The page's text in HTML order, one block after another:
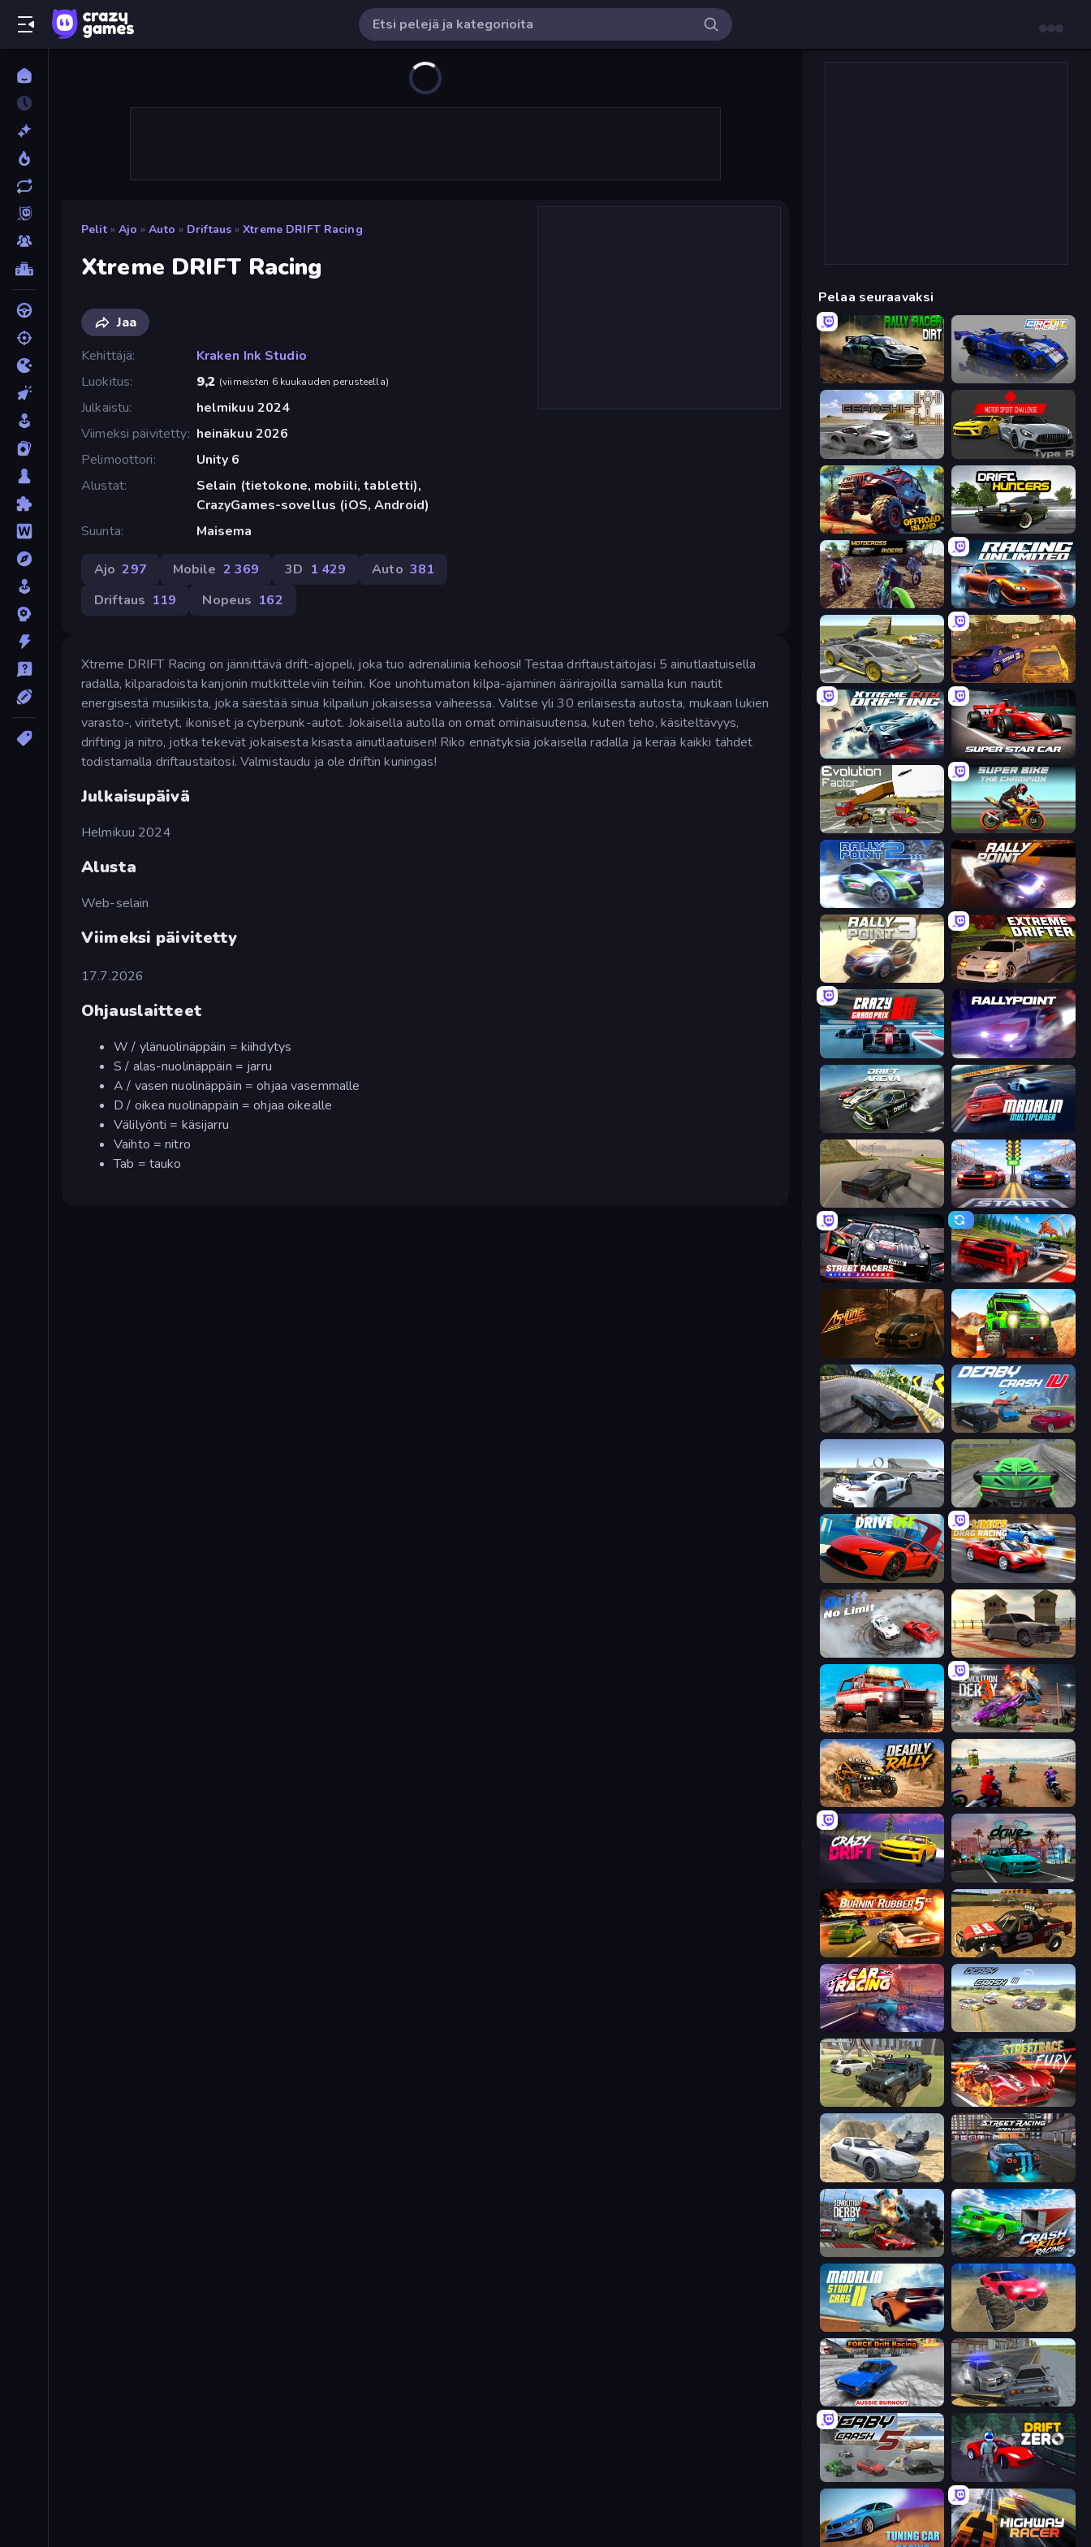
Pelit » Ajo » Auto » Driftaus » Xtreme DRIFT Racing
Xtreme DRIFT Racing
Jaa
Kehittäjä
Kraken Ink Studio
Luokitus
9,2 (viimeisten 6 kuukauden perusteella)
Julkaistu
helmikuu 2024
Viimeksi päivitetty heinäkuu 2026
Pelimoottori
Unity 6
Alustat
Selain (tietokone, mobiili, tabletti),
CrazyGames-sovellus (iOS, Android)
Suunta
Maisema
Ajo 297 Mobile 2 369 3D 1 429 Auto 381
Driftaus 119 Nopeus 162
Xtreme DRIFT Racing on jännittävä drift-ajopeli, joka tuo adrenaliinia kehoosi! Testaa driftaustaitojasi 5 ainutlaatuisella
radalla, kilparadoista kanjonin mutkitteleviin teihin. Koe unohtumaton kilpa-ajaminen äärirajoilla samalla kun nautit
energisestä musiikista, joka säestää sinua kilpailun jokaisessa vaiheessa. Valitse yli 30 erilaisesta autosta, mukaan lukien
varasto-, viritetyt, ikoniset ja cyberpunk-autot. Jokaisella autolla on omat ominaisuutensa, kuten teho, käsiteltävyys,
drifting ja nitro, jotka tekevät jokaisesta kisasta ainutlaatuisen! Riko ennätyksiä jokaisella radalla ja kerää kaikki tähdet
todistamalla driftaustaitosi. Valmistaudu ja ole driftin kuningas!
Julkaisupäivä
Helmikuu 2024
Alusta
Web-selain
Viimeksi päivitetty
17.7.2026
Ohjauslaitteet
W / ylänuolinäppäin = kiihdytys
S / alas-nuolinäppäin = jarru
A / vasen nuolinäppäin = ohjaa vasemmalle
D / oikea nuolinäppäin = ohjaa oikealle
Välilyönti = käsijarru
Vaihto = nitro
Tab = tauko
Pelaa seuraavaksi
Rally Racer Dirt Circuit Racing
Gearshift One Motor Sport Challenge Type R
Offroad Island Drift Hunters
MotoCross Riders Racing Unlimited
Wrong Way Dirt Rally Driver HD
Xtreme City Drifting Super Star Car
Evolution Factor Super Bike The Champion
Rally Point 2 Rally Point 4
Rally Point 3 Extreme Drifter
Crazy Grand Prix Rally Point
Drift Arena
Burnout Drift Street Racer 2
Street Racers Nitro Extreme Racing: Online!
Offroad Life 3D
Burnout Drift 2: Hilltop Derby Crash 4
Speed Racing Pro 2
DriveOff No Limits: Drag Racing
Drift No Limit Burnout Drift 3: Seaport Max
Offroad Masters Challenge Demolition Derby 3
Deadly Rally Super MX - The Champion
Crazy Drift RealDrive
Burnin' Rubber 5 XS Offroad Dirt Racing 3D
Car Games: Car Racing Game Derby Crash 3
4x4 Offroader Street Race Fury
Derby Crash 2
Demolition Derby 2 Crash Skill Racing
Madalin Stunt Cars 2
Force Drift Racing: Aussie Burnout RCC City Racing
Derby Crash 5 Drift Zero